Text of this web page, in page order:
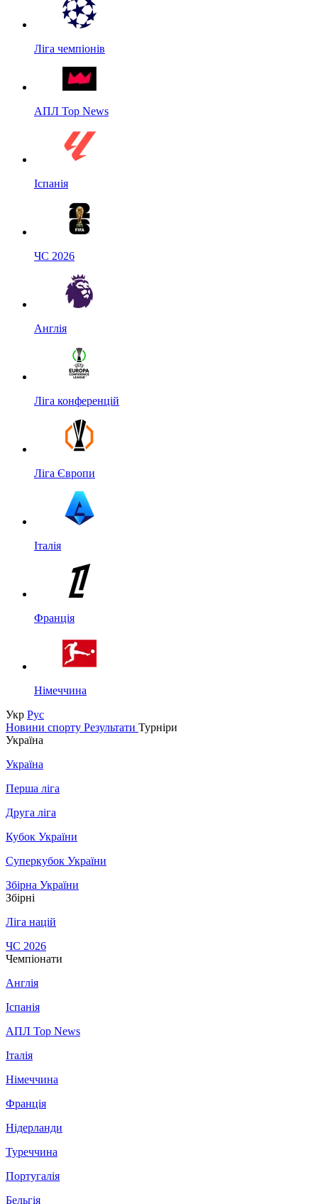
Ліга чемпіонів
АПЛ Top News
Іспанія
ЧС 2026
Англія
Ліга конференцій
Ліга Європи
Італія
Франція
Німеччина
Укр Рус
Новини спорту Результати Турніри
Україна
Україна
Перша ліга
Друга ліга
Кубок України
Суперкубок України
Збірна України
Збірні
Ліга націй
ЧС 2026
Чемпіонати
Англія
Іспанія
АПЛ Top News
Італія
Німеччина
Франція
Нідерланди
Туреччина
Португалія
Бельгія